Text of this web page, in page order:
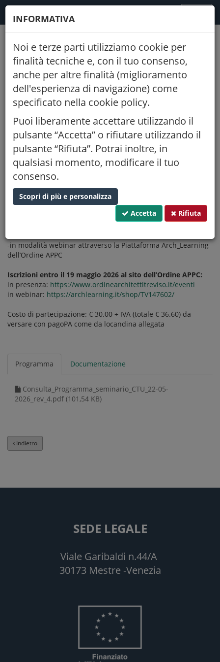
INFORMATIVA
Noi e terze parti utilizziamo cookie per
finalità tecniche e, con il tuo consenso,
anche per altre finalità (miglioramento
dell'esperienza di navigazione) come
specificato nella cookie policy.
Puoi liberamente accettare utilizzando il
pulsante “Accetta” o rifiutare utilizzando il
pulsante “Rifiuta”. Potrai inoltre, in
qualsiasi momento, modificare il tuo
consenso.
Scopri di più e personalizza
Accetta
Rifiuta
Indietro
SEMINARIO SUL METODO
ESTIMATIVO MARKET
COMPARISON APPROACH (MCA)
22/05/2026
15:00
Sala corsi Ordine Architetti PPC di Treviso, Piazza Istituzioni
- Blocco H (TV)
Proponente:
Settore:
-in modalità webinar attraverso la Piattaforma Arch_Learning
dell’Ordine APPC
Iscrizioni entro il 19 maggio 2026 al sito dell’Ordine APPC:
in presenza: https://www.ordinearchitettitreviso.it/eventi
in webinar: https://archlearning.it/shop/TV147602/
Costo di partecipazione: € 30.00 + IVA (totale € 36.60) da
versare con pagoPA come da locandina allegata
Programma Documentazione
Consulta_Programma_seminario_CTU_22-05-
2026_rev_4.pdf (101,54 KB)
Indietro
SEDE LEGALE
Viale Garibaldi n.44/A
30173 Mestre -Venezia